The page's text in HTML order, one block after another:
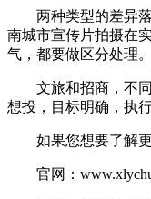
两种类型的差异落
南城市宣传片拍摄在
气，都要做区分处理
文旅和招商，不同
想投，目标明确，执
如果您想要了解更
官网：